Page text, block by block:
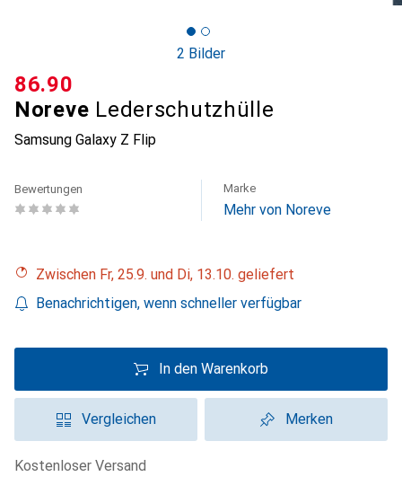
2 Bilder
Noreve Lederschutzhülle
Samsung Galaxy Z Flip
CHF
86.90
Bewertungen Marke
Mehr von Noreve
Zwischen Fr, 25.9. und Di, 13.10. geliefert
Benachrichtigen, wenn schneller verfügbar
In den Warenkorb
Vergleichen Merken
kostenloser Versand